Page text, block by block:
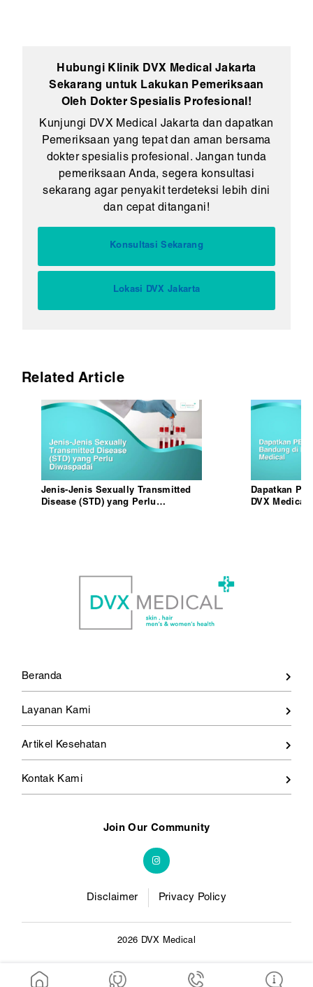
Hubungi Klinik DVX Medical Jakarta
Sekarang untuk Lakukan Pemeriksaan
Oleh Dokter Spesialis Profesional!
Kunjungi DVX Medical Jakarta dan dapatkan
Pemeriksaan yang tepat dan aman bersama
dokter spesialis profesional. Jangan tunda
pemeriksaan Anda, segera konsultasi
sekarang agar penyakit terdeteksi lebih dini
dan cepat ditangani!
Konsultasi Sekarang
Lokasi DVX Jakarta
Related Article
Jenis-Jenis Sexually Transmitted
Disease (STD) yang Perlu
Dapatkan
DVX Medical
Beranda
Layanan Kami
Artikel Kesehatan
Kontak Kami
Join Our Community
Disclaimer Privacy Policy
2026 DVX Medical